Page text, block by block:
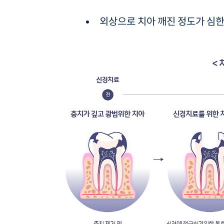
외상으로 치아 깨진 정도가 심